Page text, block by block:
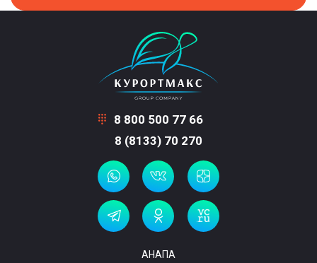
8 800 500 77 66
8 (8133) 70 270
АНАПА